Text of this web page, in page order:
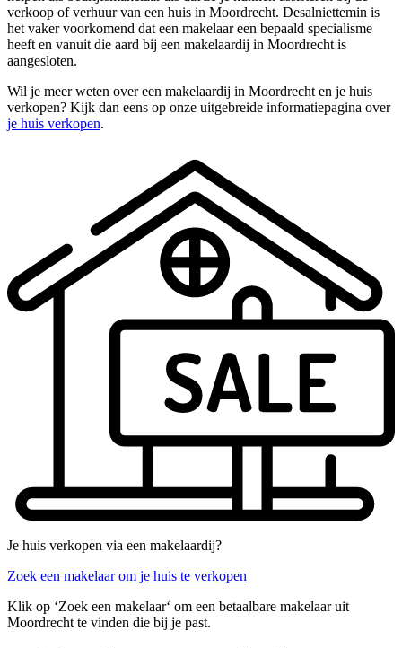
verkoop of verhuur van een huis in Moordrecht. Desalniettemin is
het vaker voorkomend dat een makelaar een bepaald specialisme
heeft en vanuit die aard bij een makelaardij in Moordrecht is
aangesloten.
Wil je meer weten over een makelaardij in Moordrecht en je huis
verkopen? Kijk dan eens op onze uitgebreide informatiepagina over
je huis verkopen.
Je huis verkopen via een makelaardij?
Zoek een makelaar om je huis te verkopen
Klik op ‘Zoek een makelaar‘ om een betaalbare makelaar uit
Moordrecht te vinden die bij je past.